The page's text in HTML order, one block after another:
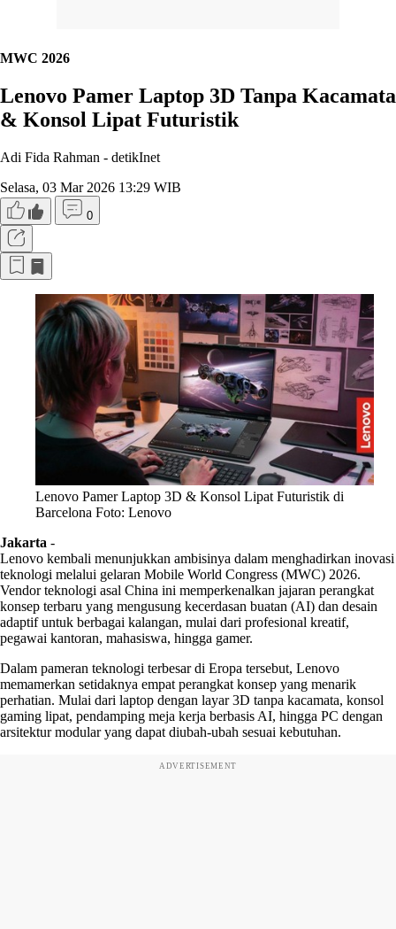
MWC 2026
Lenovo Pamer Laptop 3D Tanpa Kacamata
& Konsol Lipat Futuristik
Adi Fida Rahman - detikInet
Selasa, 03 Mar 2026 13:29 WIB
0
Lenovo Pamer Laptop 3D & Konsol Lipat Futuristik di
Barcelona Foto: Lenovo
Jakarta -
Lenovo kembali menunjukkan ambisinya dalam menghadirkan inovasi
teknologi melalui gelaran Mobile World Congress (MWC) 2026.
Vendor teknologi asal China ini memperkenalkan jajaran perangkat
konsep terbaru yang mengusung kecerdasan buatan (AI) dan desain
adaptif untuk berbagai kalangan, mulai dari profesional kreatif,
pegawai kantoran, mahasiswa, hingga gamer.
Dalam pameran teknologi terbesar di Eropa tersebut, Lenovo
memamerkan setidaknya empat perangkat konsep yang menarik
perhatian. Mulai dari laptop dengan layar 3D tanpa kacamata, konsol
gaming lipat, pendamping meja kerja berbasis AI, hingga PC dengan
arsitektur modular yang dapat diubah-ubah sesuai kebutuhan.
ADVERTISEMENT